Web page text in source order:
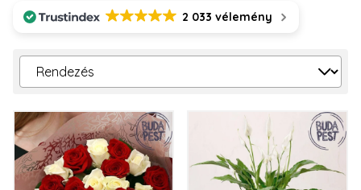
2 033 vélemény